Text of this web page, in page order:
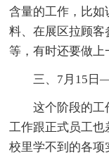
含量的工作，比
料、在展区拉顾
等，有时还要做上
三、7月15日
这个阶段的工
工作跟正式员工
校里学不到的各项